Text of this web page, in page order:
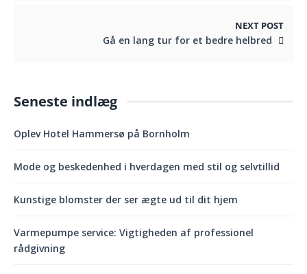
NEXT POST
Gå en lang tur for et bedre helbred
Seneste indlæg
Oplev Hotel Hammersø på Bornholm
Mode og beskedenhed i hverdagen med stil og selvtillid
Kunstige blomster der ser ægte ud til dit hjem
Varmepumpe service: Vigtigheden af professionel
rådgivning